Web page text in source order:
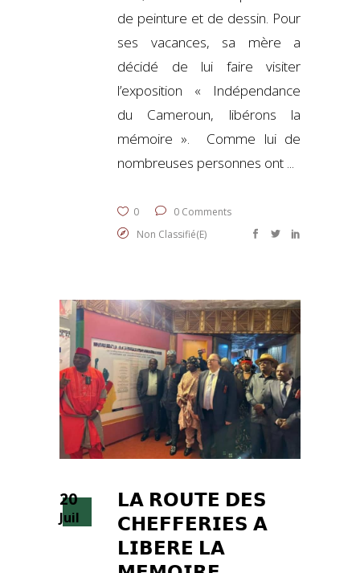
de peinture et de dessin. Pour
ses vacances, sa mère a
décidé de lui faire visiter
l’exposition « Indépendance
du Cameroun, libérons la
mémoire ». Comme lui de
nombreuses personnes ont
0
0 Comments
Non Classifié(e)
20
Juil
𝗟𝗔 𝗥𝗢𝗨𝗧𝗘 𝗗𝗘𝗦
𝗖𝗛𝗘𝗙𝗙𝗘𝗥𝗜𝗘𝗦 𝗔
𝗟𝗜𝗕𝗘𝗥𝗘 𝗟𝗔